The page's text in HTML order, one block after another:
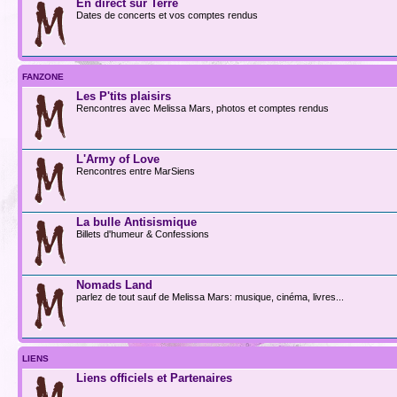
En direct sur Terre
Dates de concerts et vos comptes rendus
FANZONE
Les P'tits plaisirs
Rencontres avec Melissa Mars, photos et comptes rendus
L'Army of Love
Rencontres entre MarSiens
La bulle Antisismique
Billets d'humeur & Confessions
Nomads Land
parlez de tout sauf de Melissa Mars: musique, cinéma, livres...
LIENS
Liens officiels et Partenaires